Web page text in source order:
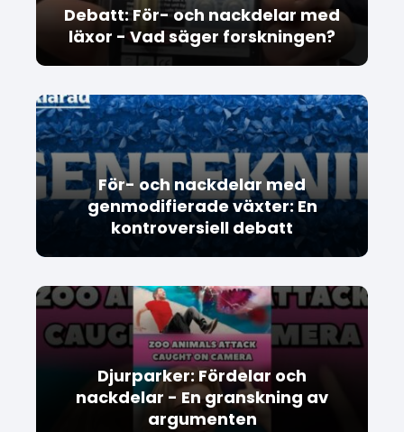
Debatt: För- och nackdelar med
läxor - Vad säger forskningen?
För- och nackdelar med
genmodifierade växter: En
kontroversiell debatt
Djurparker: Fördelar och
nackdelar - En granskning av
argumenten